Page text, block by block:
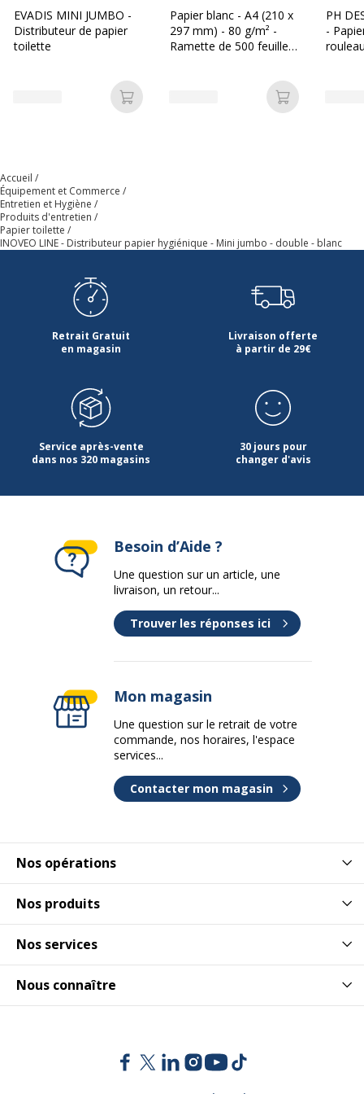
Code barre maitre 3378920009814
Dimensions et poids
Hauteur
Profondeur
EVADIS MINI JUMBO -
Distributeur de papier
toilette
Ajouter au panier
Papier blanc - A4 (210 x
297 mm) - 80 g/m² -
Ramette de 500 feuilles
Ajouter au
PH
-
Accueil
Équipement et Commerce
Entretien et Hygiène
Produits d'entretien
Papier toilette
INOVEO LINE - Distributeur papier hygiénique - Mini jumbo - double - blanc
Retrait Gratuit
en magasin
Livraison offerte
à partir de 29€
Service après-vente
dans nos 320 magasins
30 jours pour
changer d'avis
Nos opérations
Nos produits
Nos services
Nous connaître
Besoin d’Aide ?
Une question sur un article, une
livraison, un retour...
Trouver les réponses ici
Mon magasin
Une question sur le retrait de votre
commande, nos horaires, l'espace
services...
Contacter mon magasin